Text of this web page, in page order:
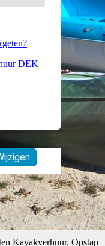
DEK
Kayakverhuur. Opstap